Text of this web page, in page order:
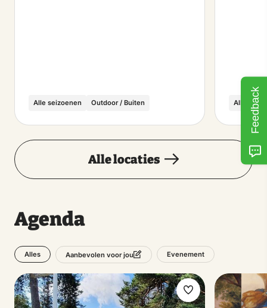
Alle seizoenen Outdoor / Buiten Alle
Alle locaties
Agenda
Alles Aanbevolen voor jou Evenement
Maak
Feedback